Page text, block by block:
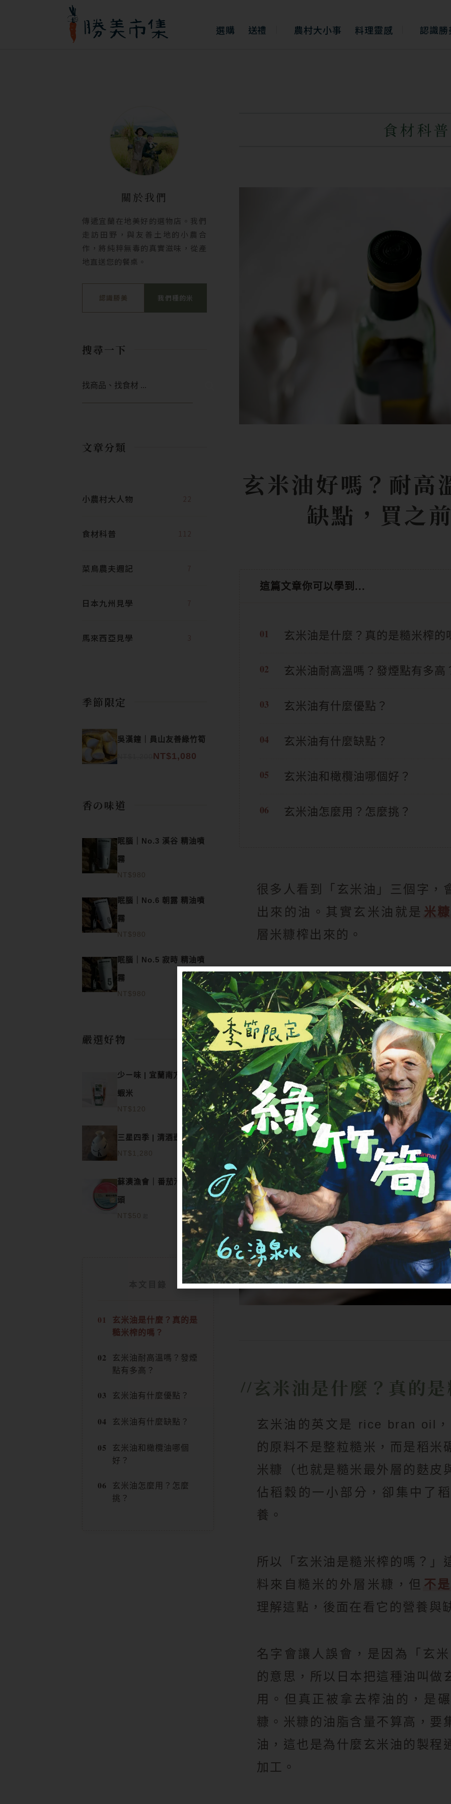
選購 送禮 農村大小事 料理靈感 認識勝
關於我們
傳遞宜蘭在地美好的選物店。我們
走訪田野，與友善土地的小農合
作，將純粹無毒的真實滋味，從產
地直送您的餐桌。
認識勝美 我們種的米
搜尋一下
文章分類
小農村大人物
食材科普 112
菜鳥農夫週記 7
日本九州見學 7
馬來西亞見學 3
季節限定
吳漢鐘｜員山友善綠竹筍
NT$1,080
香の味道
眠腦｜No.3 溪谷 精油噴
霧
NT$980
眠腦｜No.6 朝露 精油噴
霧
NT$980
眠腦｜No.5 寂時 精油噴
霧
NT$980
嚴選好物
少ㄧ味 | 宜蘭南方澳特選
蝦米
NT$ 120
三星四季 | 清酒壺-蜻蜓
NT$ 1,280
蘇澳漁會｜番茄汁鯖魚罐
頭
NT$50
此
產
品
可
產
頁
面
擇
項
玄米油是什麼？真的是
糙米榨的嗎？
玄米油耐高溫嗎？發煙
點有多高？
玄米油有什麼優點？
玄米油有什麼缺點？
玄米油和橄欖油哪個
好？
玄米油怎麼用？怎麼
挑？
食材科普
玄米油好嗎？耐高
缺點，買之
這篇文章你可以學到...
玄米油是什麼？真的是糙米榨的
玄米油耐高溫嗎？發煙點有多高
玄米油有什麼優點？
玄米油有什麼缺點？
玄米油和橄欖油哪個好？
玄米油怎麼用？怎麼挑？
很多人看到「玄米油」三個字，
出來的油。其實玄米油就是 米
層米糠榨出來的。
店裡客人拿起玄米油最常問兩件
「是不是糙米榨的？」這篇就把
個缺點一次講清楚，買之前先搞
玄米油是什麼？真的
玄米油的英文是 rice bran oil
的原料不是整粒糙米，而是稻米
米糠（也就是糙米最外層的麩皮
佔稻穀的一小部分，卻集中了
養。
所以「玄米油是糙米榨的嗎？」
料來自糙米的外層米糠，但 不
理解這點，後面在看它的營養與
名字會讓人誤會，是因為「玄
的意思，所以日本把這種油叫做
用。但真正被拿去榨油的，是
糠。米糠的油脂含量不算高，要
油，這也是為什麼玄米油的製程
加工。